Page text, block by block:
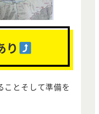
り
ことそして準備を